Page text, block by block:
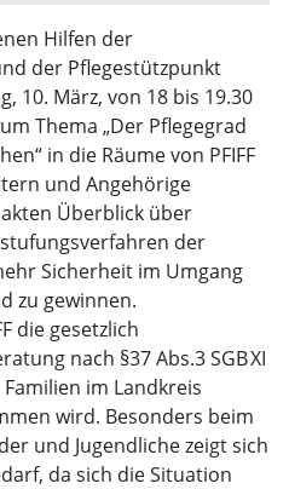
Hilfen der
der Pflegestützpunkt
10. März, von 18 bis 19.30
Thema „Der Pflegegrad
in die Räume von PFIFF
und Angehörige
Überblick über
der
Sicherheit im Umgang
zu gewinnen.
die gesetzlich
nach §37 Abs.3 SGB XI
im Landkreis
wird. Besonders beim
und Jugendliche zeigt sich
da sich die Situation